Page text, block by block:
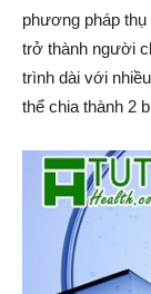
phương pháp
trở thành người
trình dài với
thể chia thành 2